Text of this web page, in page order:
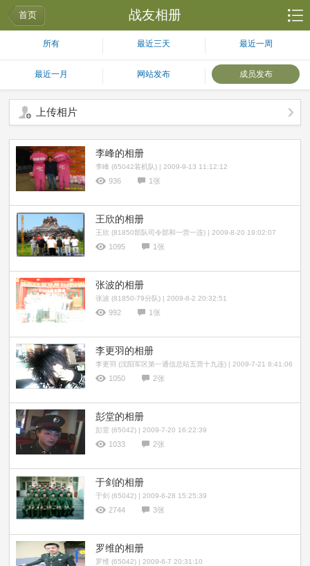
首页 战友相册
所有 最近三天 最近一周
最近一月 网站发布 成员发布
上传相片
李峰的相册
李峰 (65042装机队) | 2009-9-13 11:12:12
936 1张
王欣的相册
王欣 (81850部队司令部和一营一连) | 2009-8-20 19:02:07
1095 1张
张波的相册
张波 (81850-79分队) | 2009-8-2 20:32:51
992 1张
李更羽的相册
李更羽 (沈阳军区第一通信总站五营十九连) | 2009-7-21 8:41:06
1050 2张
彭堂的相册
彭堂 (65042) | 2009-7-20 16:22:39
1033 2张
于剑的相册
于剑 (65042) | 2009-6-28 15:25:39
2744 3张
罗维的相册
罗维 (65042) | 2009-6-7 20:31:10